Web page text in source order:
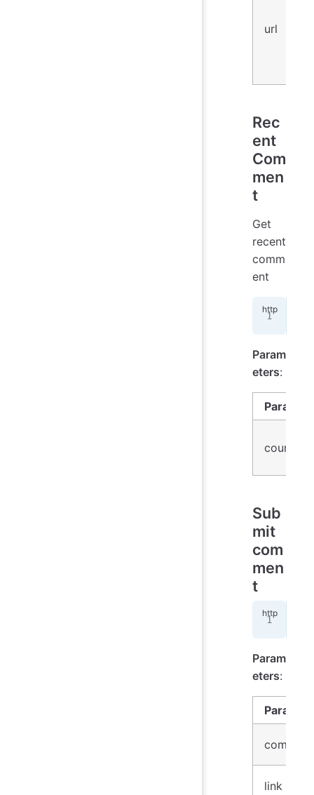
url
Rec
ent
Com
men
t
Get
recent
comm
ent
Param
eters:
count
Sub
mit
com
men
t
Param
eters:
comment
link